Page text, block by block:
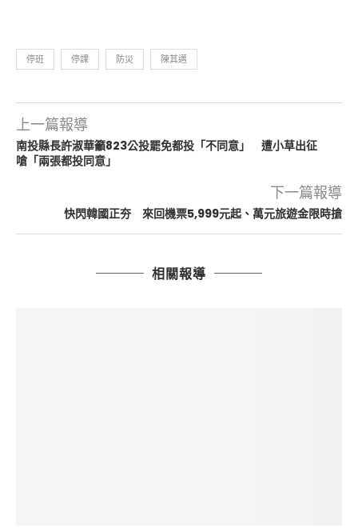
停班 停課 防災 陳其邁
上一篇報導
南投縣長許淑華籲823公投罷免都投「不同意」 遭小草出征
嗆「兩張都投同意」
下一篇報導
快閃韓國正夯 來回機票5,999元起、萬元旅遊金限時搶
相關報導